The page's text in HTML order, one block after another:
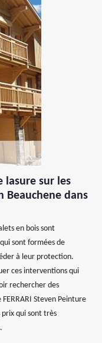
lasure sur les
Beauchene dans
en bois sont
sont formées de
à leur protection.
ces interventions qui
rechercher des
Steven Peinture
qui sont très